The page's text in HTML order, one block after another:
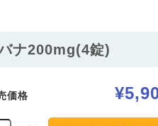
ナ200mg(4錠)
価格